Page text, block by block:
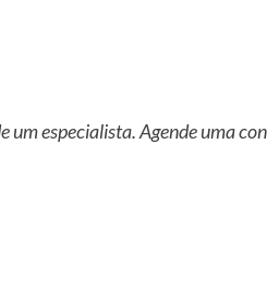
um especialista. Agende uma